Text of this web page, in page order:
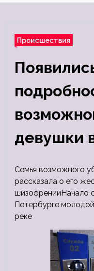
Происшествия
девушки
Семья возможного
рассказала о его
шизофренииНачало
Петербурге
реке